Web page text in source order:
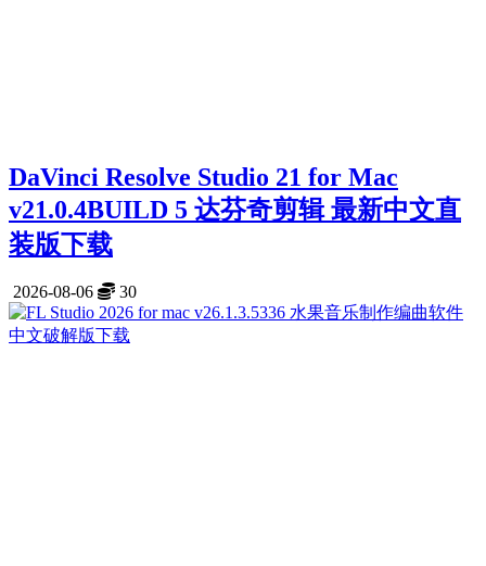
DaVinci Resolve Studio 21 for Mac
v21.0.4BUILD 5 达芬奇剪辑 最新中文直
装版下载
2026-08-06 30